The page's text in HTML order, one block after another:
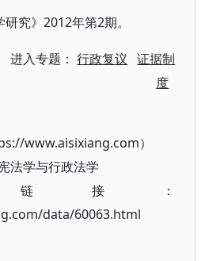
究》2012年第2期。
进入专题：行政复议
证据制
度
www.aisixiang.com）
法学与行政法学
接：
data/60063.html